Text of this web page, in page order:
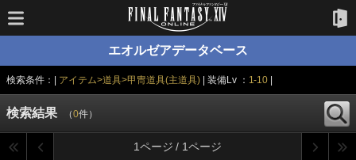
エオルゼアデータベース
検索条件：| アイテム>道具>甲冑道具(主道具) | 装備Lv ： 1-10
検索結果 （0件）
1ページ / 1ページ